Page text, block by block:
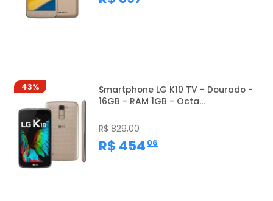
43%
Smartphone LG K10 TV - Dourado -
16GB - RAM 1GB - Octa...
R$ 829,00
R$ 454 ,06